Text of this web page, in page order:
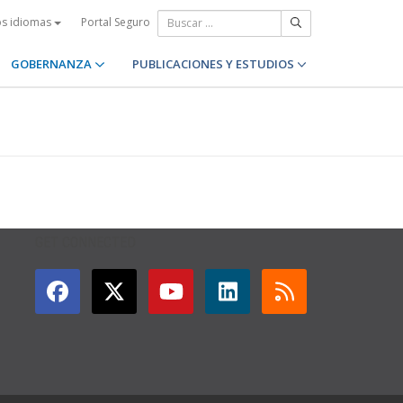
idiomas Portal Seguro
GOBERNANZA PUBLICACIONES Y ESTUDIOS